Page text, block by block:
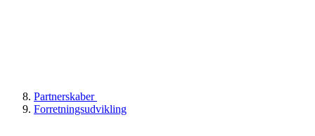
Partnerskaber
Forretningsudvikling